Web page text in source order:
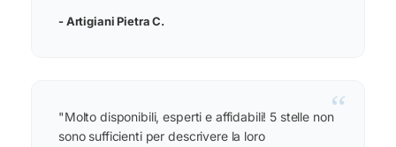
- Artigiani Pietra C.
“
"Molto disponibili, esperti e affidabili! 5 stelle non
sono sufficienti per descrivere la loro